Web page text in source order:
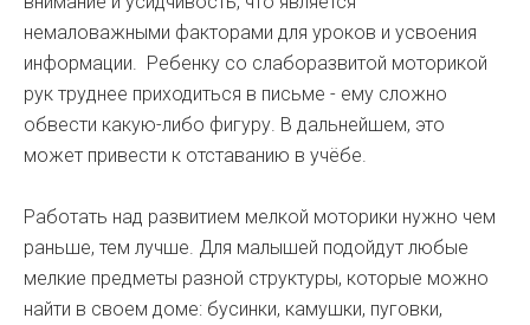
немаловажными факторами для уроков и усвоения
информации. Ребенку со слаборазвитой моторикой
рук труднее приходиться в письме - ему сложно
обвести какую-либо фигуру. В дальнейшем, это
может привести к отставанию в учёбе.
Работать над развитием мелкой моторики нужно чем
раньше, тем лучше. Для малышей подойдут любые
мелкие предметы разной структуры, которые можно
найти в своем доме: бусинки, камушки, пуговки,